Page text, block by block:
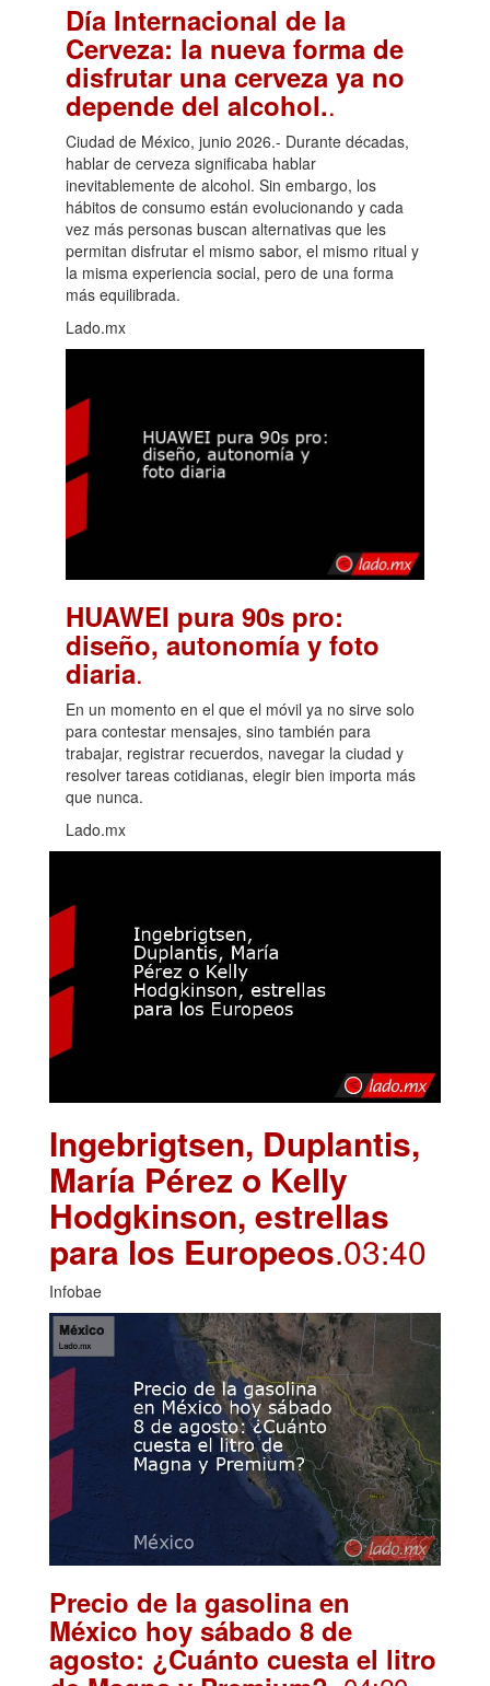
Día Internacional de la
Cerveza: la nueva forma de
disfrutar una cerveza ya no
depende del alcohol..
Ciudad de México, junio 2026.- Durante décadas,
hablar de cerveza significaba hablar
inevitablemente de alcohol. Sin embargo, los
hábitos de consumo están evolucionando y cada
vez más personas buscan alternativas que les
permitan disfrutar el mismo sabor, el mismo ritual y
la misma experiencia social, pero de una forma
más equilibrada.
Lado.mx
HUAWEI pura 90s pro:
diseño, autonomía y foto
diaria.
En un momento en el que el móvil ya no sirve solo
para contestar mensajes, sino también para
trabajar, registrar recuerdos, navegar la ciudad y
resolver tareas cotidianas, elegir bien importa más
que nunca.
Lado.mx
Ingebrigtsen, Duplantis,
María Pérez o Kelly
Hodgkinson, estrellas
para los Europeos.03:40
Infobae
Precio de la gasolina en
México hoy sábado 8 de
agosto: ¿Cuánto cuesta el litro